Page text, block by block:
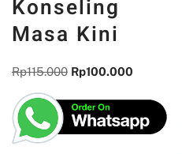
Konseling
Masa Kini
Rp115.000 Rp100.000